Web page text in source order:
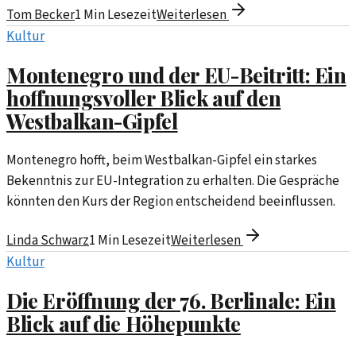
Tom Becker1 Min LesezeitWeiterlesen
Kultur
Montenegro und der EU-Beitritt: Ein
hoffnungsvoller Blick auf den
Westbalkan-Gipfel
Montenegro hofft, beim Westbalkan-Gipfel ein starkes
Bekenntnis zur EU-Integration zu erhalten. Die Gespräche
könnten den Kurs der Region entscheidend beeinflussen.
Linda Schwarz1 Min LesezeitWeiterlesen
Kultur
Die Eröffnung der 76. Berlinale: Ein
Blick auf die Höhepunkte